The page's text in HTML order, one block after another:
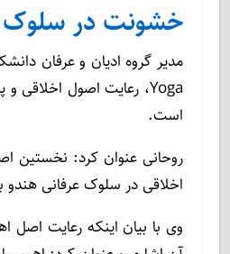
خشونت در سلوک
مدیر گروه ادیان و عرفان
است.
روحانی عنوان کرد: نخستین
اخلاقی در سلوک عرفانی هندو
وی با بیان اینکه رعایت